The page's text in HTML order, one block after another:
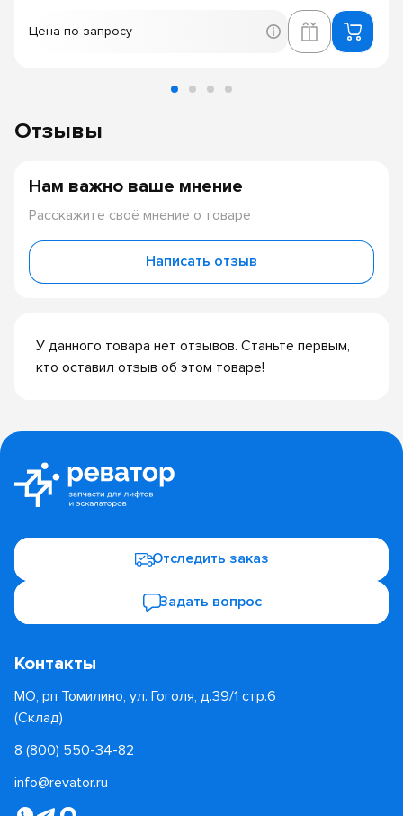
Цена по запросу
Отзывы
У данного товара нет отзывов. Станьте первым,
кто оставил отзыв об этом товаре!
Нам важно ваше мнение
Расскажите своё мнение о товаре
Написать отзыв
Отследить заказ
Задать вопрос
Контакты
МО, рп Томилино, ул. Гоголя, д.39/1 стр.6
(Склад)
8 (800) 550-34-82
info@revator.ru